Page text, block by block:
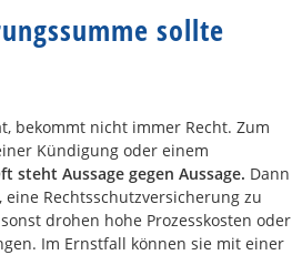
sollte
bekommt nicht immer Recht. Zum
Kündigung oder einem
steht Aussage gegen Aussage. Dann
eine Rechtsschutzversicherung zu
drohen hohe Prozesskosten oder
Im Ernstfall können sie mit einer